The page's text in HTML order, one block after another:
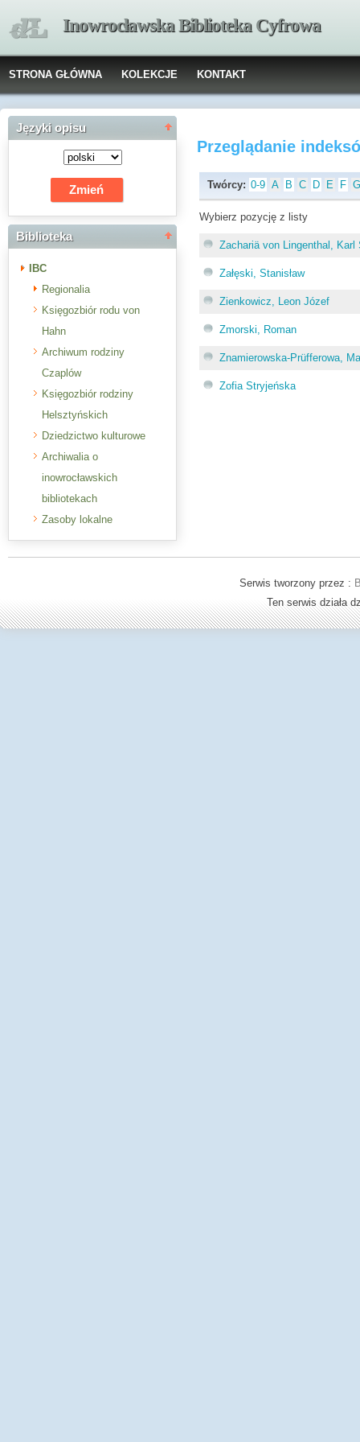
Inowrocławska Biblioteka Cyfrowa
STRONA GŁÓWNA KOLEKCJE KONTAKT
Języki opisu
Biblioteka
IBC
Regionalia
Księgozbiór rodu von
Hahn
Archiwum rodziny
Czaplów
Księgozbiór rodziny
Helsztyńskich
Dziedzictwo kulturowe
Archiwalia o
inowrocławskich
bibliotekach
Zasoby lokalne
Przeglądanie
Twórcy: 0-9 A B C D E F
Wybierz pozycję z listy
Zachariä von Lingenthal, Karl
Załęski, Stanisław
Zienkowicz, Leon Józef
Zmorski, Roman
Znamierowska-Prüfferowa,
Zofia Stryjeńska
Serwis tworzony przez :
Ten serwis działa